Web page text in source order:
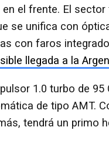
el frente. El
se unifica con
con faros
llegada a la
1.0 turbo de 95
de tipo AMT.
tendrá un primo